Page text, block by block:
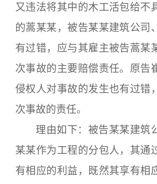
又违法将其中的木工活包给不
的蒿某某，被告某某建筑公司
有过错，应与其雇主被告蒿某
次事故的主要赔偿责任。原告
侵权人对事故的发生也有过错
次事故的责任。
理由如下：被告某某建筑
某某作为工程的分包人，其通
有相应的利益，既然其享有相